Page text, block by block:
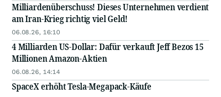
Milliardenüberschuss! Dieses Unternehmen verdient
am Iran-Krieg richtig viel Geld!
06.08.26, 16:10
4 Milliarden US-Dollar: Dafür verkauft Jeff Bezos 15
Millionen Amazon-Aktien
06.08.26, 14:14
SpaceX erhöht Tesla-Megapack-Käufe